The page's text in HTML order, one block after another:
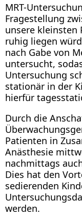
MRT-
Fragestellung
unsere kleinsten
ruhig liegen
nach Gabe von
untersucht,
Untersuchung
stationär in der
hierfür
Durch die
Patienten in
Anästhesie
nachmittags
Dies hat den
sedierenden
werden.